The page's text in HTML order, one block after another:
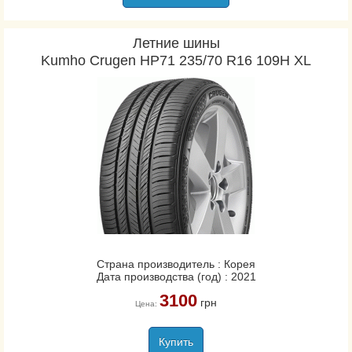
Летние шины
Kumho Crugen HP71 235/70 R16 109H XL
Страна производитель : Корея
Дата производства (год) : 2021
Цена: 3100грн
Купить